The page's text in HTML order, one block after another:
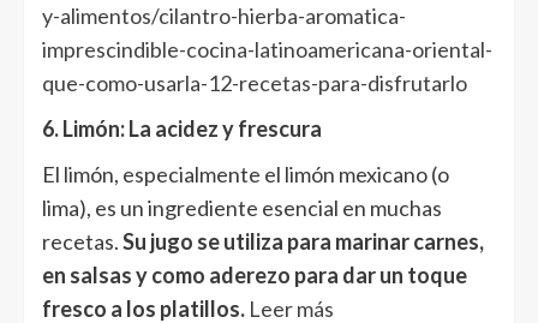
y-alimentos/cilantro-hierba-aromatica-
imprescindible-cocina-latinoamericana-oriental-
que-como-usarla-12-recetas-para-disfrutarlo
6. Limón: La acidez y frescura
El limón, especialmente el limón mexicano (o
lima), es un ingrediente esencial en muchas
recetas.Su jugo se utiliza para marinar carnes,
en salsas y como aderezo para dar un toque
fresco a los platillos. Leer más